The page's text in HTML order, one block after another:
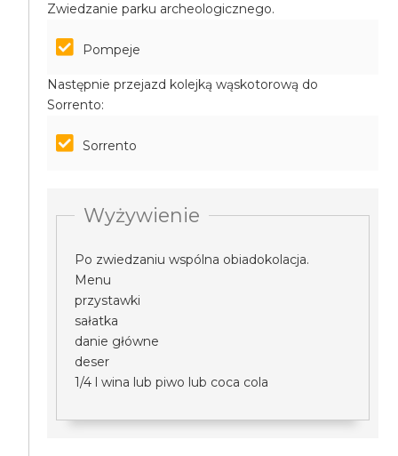
Zwiedzanie parku archeologicznego.
Pompeje
Następnie przejazd kolejką wąskotorową do
Sorrento:
Sorrento
Wyżywienie
Po zwiedzaniu wspólna obiadokolacja.
Menu
przystawki
sałatka
danie główne
deser
1/4 l wina lub piwo lub coca cola